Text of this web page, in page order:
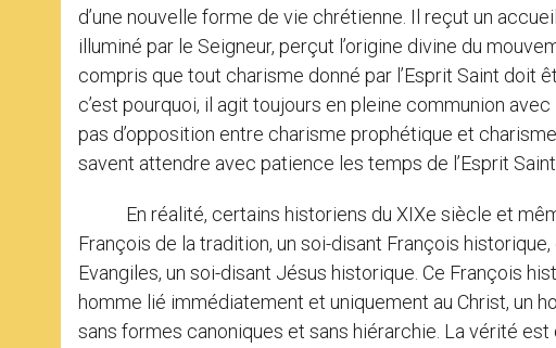
d’une nouvelle forme de vie chrétienne. Il reçut un
illuminé par le Seigneur, perçut l’origine divine du
compris que tout charisme donné par l’Esprit Saint doit
c’est pourquoi, il agit toujours en pleine communion
pas d’opposition entre charisme prophétique et
savent attendre avec patience les temps de l’Esprit Saint.
En réalité, certains historiens du XIXe siècle et
François de la tradition, un soi-disant François
Evangiles, un soi-disant Jésus historique. Ce François
homme lié immédiatement et uniquement au Christ, un
sans formes canoniques et sans hiérarchie. La vérité